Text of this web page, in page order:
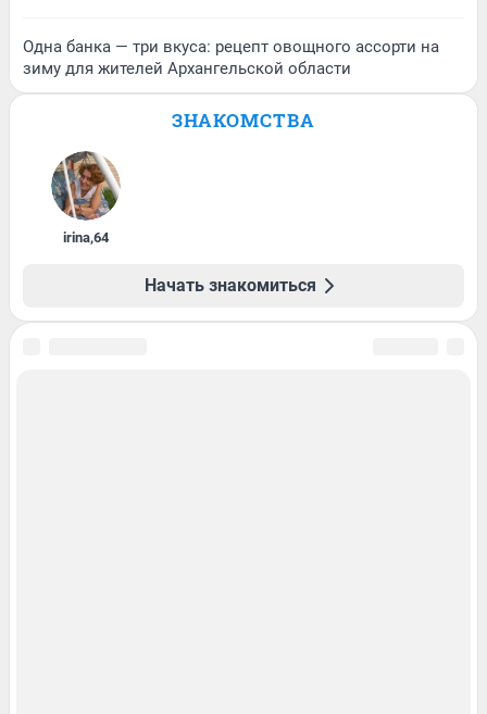
Одна банка — три вкуса: рецепт овощного ассорти на
зиму для жителей Архангельской области
ЗНАКОМСТВА
irina,64
Начать знакомиться